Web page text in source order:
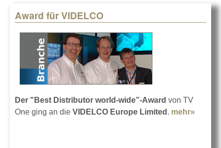
Award für VIDELCO
Der "Best Distributor world-wide”-Award von TV
One ging an die V IDELCO Europe Limited . mehr»
Pages